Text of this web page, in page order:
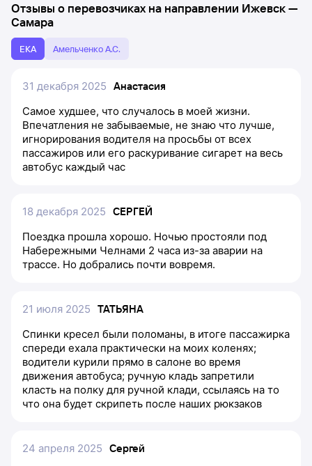
Отзывы о перевозчиках на направлении Ижевск—
Самара
ЕКА Амельченко А.С.
31 декабря 2025 Анастасия
Самое худшее, что случалось в моей жизни.
Впечатления не забываемые, не знаю что лучше,
игнорирования водителя на просьбы от всех
пассажиров или его раскуривание сигарет на весь
автобус каждый час
18 декабря 2025 СЕРГЕЙ
Поездка прошла хорошо. Ночью простояли под
Набережными Челнами 2 часа из-за аварии на
трассе. Но добрались почти вовремя.
21 июля 2025 ТАТЬЯНА
Спинки кресел были поломаны, в итоге пассажирка
спереди ехала практически на моих коленях;
водители курили прямо в салоне во время
движения автобуса; ручную кладь запретили
класть на полку для ручной клади, ссылаясь на то
что она будет скрипеть после наших рюкзаков
24 апреля 2025 Сергей